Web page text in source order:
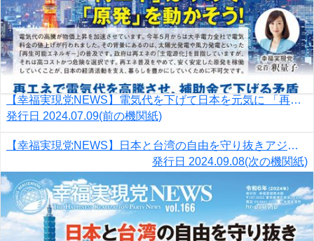
【幸福実現党NEWS】電気代を下げて日本を元気に 「再エネ」はやめて「原発」を動かそう！
発行日 2024.07.09(前の機関紙)
【幸福実現党NEWS】日本と台湾の自由を守り抜きアジアに平和と繁栄を（英語版追記）
発行日 2024.09.08(次の機関紙)